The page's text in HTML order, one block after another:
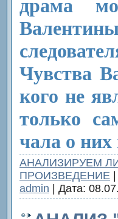
драма
Чувства
кого не
только
чала о них
АНАЛИЗИРУЕМ
ПРОИЗВЕДЕНИЕ
admin | Дата: